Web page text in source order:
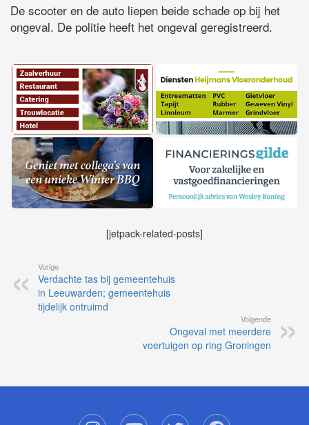
De scooter en de auto liepen beide schade op bij het
ongeval. De politie heeft het ongeval geregistreerd.
[jetpack-related-posts]
Vorige
Verdachte tas bij gemeentehuis
in Leeuwarden; gemeentehuis
tijdelijk ontruimd
Volgende
Ongeval met meerdere
voertuigen op ring Groningen